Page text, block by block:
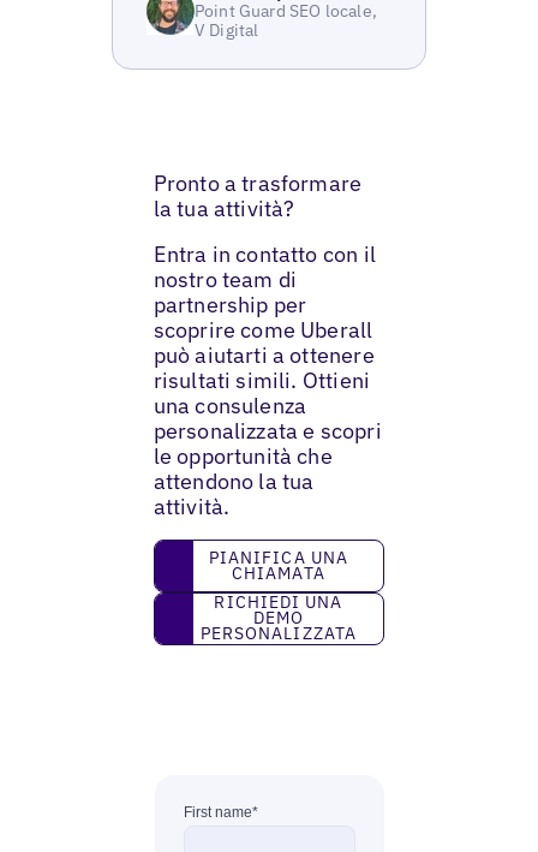
Point Guard SEO locale,
V Digital
Pronto a trasformare
la tua attività?
Entra in contatto con il
nostro team di
partnership per
scoprire come Uberall
può aiutarti a ottenere
risultati simili. Ottieni
una consulenza
personalizzata e scopri
le opportunità che
attendono la tua
attività.
Pianifica una chiamata
PIANIFICA UNA
CHIAMATA
Richiedi una demo personalizzata
RICHIEDI UNA
DEMO
PERSONALIZZATA